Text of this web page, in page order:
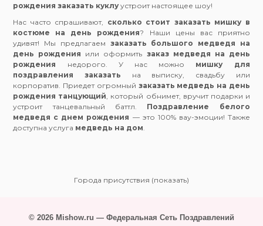
рождения заказать куклуустроит настоящее шоу!
Нас часто спрашивают, сколько стоит заказать мишку в
костюме на день рождения? Наши цены вас приятно
удивят! Мы предлагаем заказать большого медведя на
день рождения или оформить заказ медведя на день
рождения недорого. У нас можно мишку для
поздравления заказать на выписку, свадьбу или
корпоратив. Приедет огромный заказать медведь на день
рождения танцующий , который обнимет, вручит подарки и
устроит танцевальный баттл. Поздравление белого
медведя с днем рождения — это 100% вау-эмоции! Также
доступна услуга медведь на дом
Города присутствия (показать)
© 2026 Mishow.ru — Федеральная Сеть Поздравлений